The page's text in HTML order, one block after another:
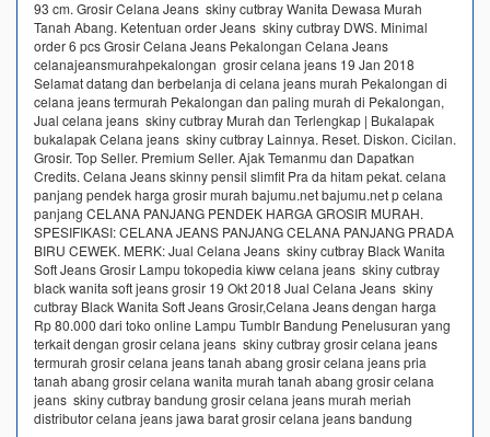
93 cm. Grosir Celana Jeans skiny cutbray Wanita Dewasa Murah
Tanah Abang. Ketentuan order Jeans skiny cutbray DWS. Minimal
order 6 pcs Grosir Celana Jeans Pekalongan Celana Jeans
celanajeansmurahpekalongan grosir celana jeans 19 Jan 2018
Selamat datang dan berbelanja di celana jeans murah Pekalongan di
celana jeans termurah Pekalongan dan paling murah di Pekalongan,
Jual celana jeans skiny cutbray Murah dan Terlengkap | Bukalapak
bukalapak Celana jeans skiny cutbray Lainnya. Reset. Diskon. Cicilan.
Grosir. Top Seller. Premium Seller. Ajak Temanmu dan Dapatkan
Credits. Celana Jeans skinny pensil slimfit Pra da hitam pekat. celana
panjang pendek harga grosir murah bajumu.net bajumu.net p celana
panjang CELANA PANJANG PENDEK HARGA GROSIR MURAH.
SPESIFIKASI: CELANA JEANS PANJANG CELANA PANJANG PRADA
BIRU CEWEK. MERK: Jual Celana Jeans skiny cutbray Black Wanita
Soft Jeans Grosir Lampu tokopedia kiww celana jeans skiny cutbray
black wanita soft jeans grosir 19 Okt 2018 Jual Celana Jeans skiny
cutbray Black Wanita Soft Jeans Grosir,Celana Jeans dengan harga
Rp 80.000 dari toko online Lampu Tumblr Bandung Penelusuran yang
terkait dengan grosir celana jeans skiny cutbray grosir celana jeans
termurah grosir celana jeans tanah abang grosir celana jeans pria
tanah abang grosir celana wanita murah tanah abang grosir celana
jeans skiny cutbray bandung grosir celana jeans murah meriah
distributor celana jeans jawa barat grosir celana jeans bandung